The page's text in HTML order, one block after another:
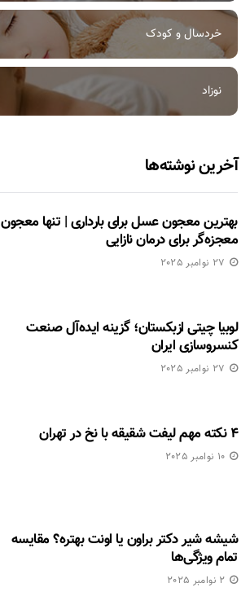
خردسال و کودک
نوزاد
آخرین نوشته‌ها
بهترین معجون عسل برای بارداری | تنها معجون
معجزه‌گر برای درمان نازایی
27 نوامبر 2025
لوبیا چیتی ازبکستان؛ گزینه ایده‌آل صنعت
کنسروسازی ایران
27 نوامبر 2025
۴ نکته مهم لیفت شقیقه با نخ در تهران
10 نوامبر 2025
شیشه شیر دکتر براون یا اونت بهتره؟ مقایسه
تمام ویژگی‌ها
2 نوامبر 2025